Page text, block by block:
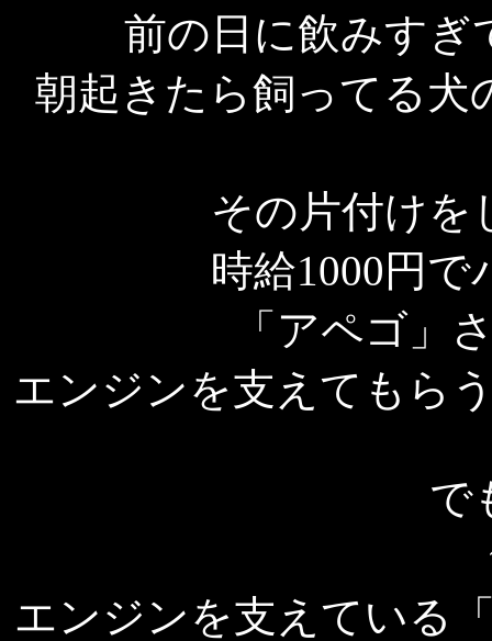
前の日に飲みすぎ
朝起きたら飼ってる犬
その片付けを
時給1000円
「アペゴ」
エンジンを支えてもら
で
エンジンを支えている